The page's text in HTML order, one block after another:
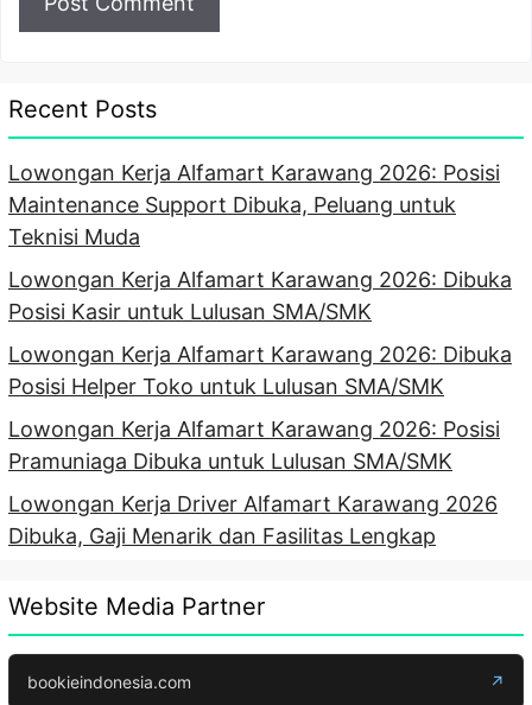
Recent Posts
Lowongan Kerja Alfamart Karawang 2026: Posisi
Maintenance Support Dibuka, Peluang untuk
Teknisi Muda
Lowongan Kerja Alfamart Karawang 2026: Dibuka
Posisi Kasir untuk Lulusan SMA/SMK
Lowongan Kerja Alfamart Karawang 2026: Dibuka
Posisi Helper Toko untuk Lulusan SMA/SMK
Lowongan Kerja Alfamart Karawang 2026: Posisi
Pramuniaga Dibuka untuk Lulusan SMA/SMK
Lowongan Kerja Driver Alfamart Karawang 2026
Dibuka, Gaji Menarik dan Fasilitas Lengkap
Website Media Partner
bookieindonesia.com ↗